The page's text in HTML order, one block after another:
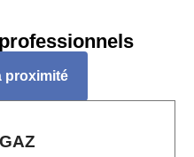
proximité